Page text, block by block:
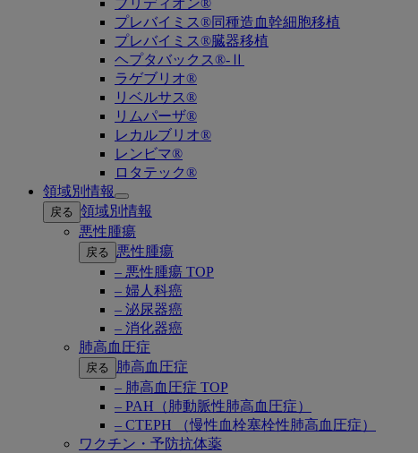
ブリディオン®
プレバイミス®同種造血幹細胞移植
プレバイミス®臓器移植
ヘプタバックス®-Ⅱ
ラゲブリオ®
リベルサス®
リムパーザ®
レカルブリオ®
レンビマ®
ロタテック®
領域別情報
Open
submenu
戻る 領域別情報
悪性腫瘍
戻る
悪性腫瘍
– 悪性腫瘍 TOP
– 婦人科癌
– 泌尿器癌
– 消化器癌
肺高血圧症
戻る
肺高血圧症
– 肺高血圧症 TOP
– PAH（肺動脈性肺高血圧症）
– CTEPH （慢性血栓塞栓性肺高血圧症）
ワクチン・予防抗体薬